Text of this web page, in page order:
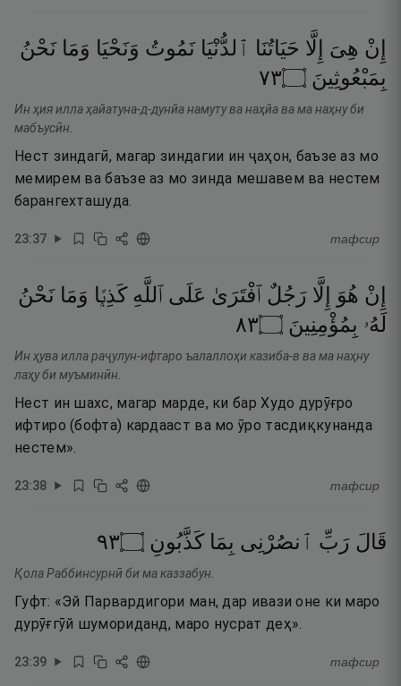
إِنْ هِىَ إِلَّا حَيَاتُنَا ٱلدُّنْيَا نَمُوتُ وَنَحْيَا وَمَا نَحْنُ
بِمَبْعُوثِينَ ۝٣٧
Ин ҳия илла ҳайатуна-д-дунйа намуту ва наҳйа ва ма наҳну би
мабъусӣн.
Нест зиндагӣ, магар зиндагии ин ҷаҳон, баъзе аз мо
мемирем ва баъзе аз мо зинда мешавем ва нестем
барангехташуда.
23:37 тафсир
إِنْ هُوَ إِلَّا رَجُلٌ ٱفْتَرَىٰ عَلَى ٱللَّهِ كَذِبًۭا وَمَا نَحْنُ
لَهُۥ بِمُؤْمِنِينَ ۝٣٨
Ин ҳува илла раҷулун-ифтаро ъалаллоҳи казиба-в ва ма наҳну
лаҳу би муъминӣн.
Нест ин шахс, магар марде, ки бар Худо дурӯғро
ифтиро (бофта) кардааст ва мо ӯро тасдиқкунанда
нестем».
23:38 тафсир
قَالَ رَبِّ ٱنصُرْنِى بِمَا كَذَّبُونِ ۝٣٩
Қола Раббинсурнӣ би ма каззабун.
Гуфт: «Эй Парвардигори ман, дар ивази оне ки маро
дурӯғгӯй шумориданд, маро нусрат деҳ».
23:39 тафсир